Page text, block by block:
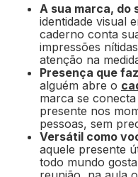
A sua marca, do
identidade visual
caderno conta
impressões
atenção na
Presença que
alguém abre o
marca se
presente nos
pessoas, sem
Versátil como
aquele presente
todo mundo